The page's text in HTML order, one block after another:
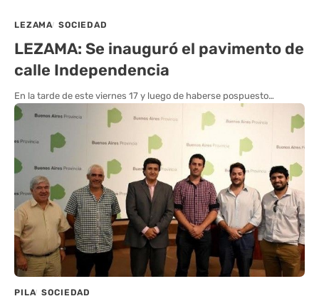
LEZAMA SOCIEDAD
LEZAMA: Se inauguró el pavimento de
calle Independencia
En la tarde de este viernes 17 y luego de haberse pospuesto…
PILA SOCIEDAD